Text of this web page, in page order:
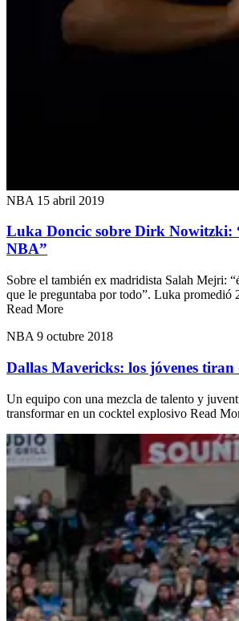
NBA 15 abril 2019
Luka Doncic sobre Dirk Nowitzki:
NBA”
Sobre el también ex madridista Salah Mejri:
que le preguntaba por todo”. Luka promedió
Read More
NBA 9 octubre 2018
Dallas Mavericks: los jóvenes tiran
Un equipo con una mezcla de talento y
transformar en un cocktel explosivo Read